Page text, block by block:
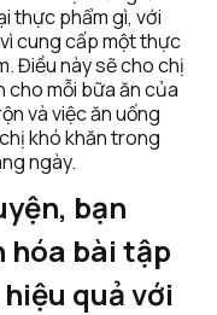
thực phẩm gì, với
cung cấp một thực
Điều này sẽ cho chị
cho mỗi bữa ăn của
và việc ăn uống
khó khăn trong
ngày.
bạn
hóa bài tập
quả với